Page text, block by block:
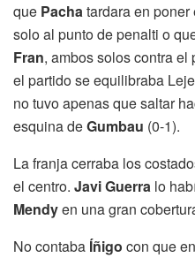
que Pachatardara en
solo al punto de penalti o
Fran, ambos solos contra el
el partido se equilibraba
no tuvo apenas que saltar
esquina deGumbau (0-1).
La franja cerraba los
el centro. Javi Guerra lo
Mendyen una gran
No contaba Íñigo con que